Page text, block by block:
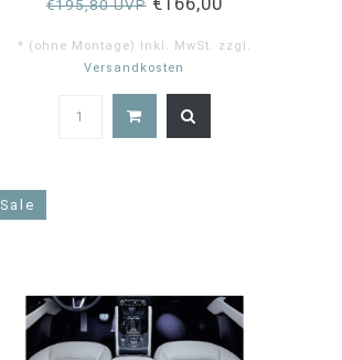
€195,80 UVP
* (ohne Montage) Inkl. MwSt. zzgl.
Versandkosten
Sale